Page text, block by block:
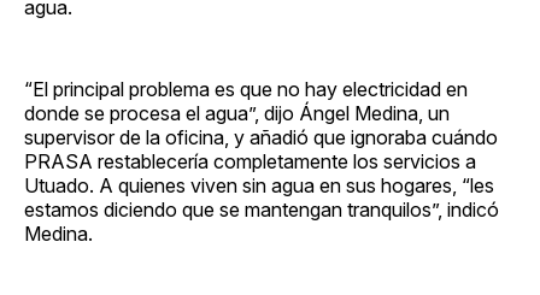
agua.
“El principal problema es que no hay electricidad en
donde se procesa el agua”, dijo Ángel Medina, un
supervisor de la oficina, y añadió que ignoraba cuándo
PRASA restablecería completamente los servicios a
Utuado. A quienes viven sin agua en sus hogares, “les
estamos diciendo que se mantengan tranquilos”, indicó
Medina.